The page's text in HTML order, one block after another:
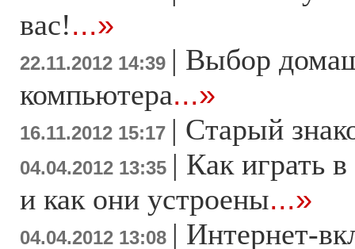
вас!...»
22.11.2012 14:39 | Выбор
компьютера...»
16.11.2012 15:17 | Старый
04.04.2012 13:35 | Как играть
и как они устроены...»
04.04.2012 13:08 | Интернет-